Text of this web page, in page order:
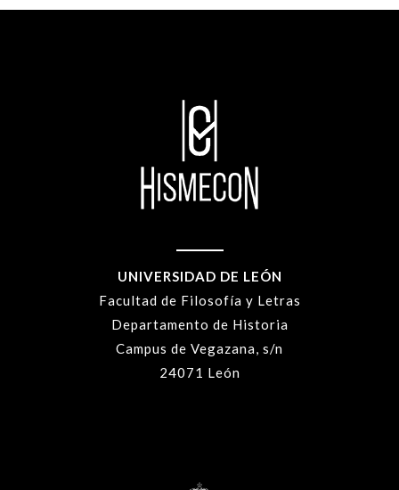
UNIVERSIDAD DE LEÓN
Facultad de Filosofía y Letras
Departamento de Historia
Campus de Vegazana, s/n
24071 León